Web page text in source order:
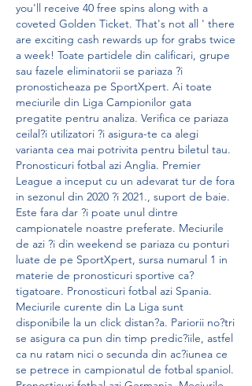
you'll receive 40 free spins along with a
coveted Golden Ticket. That's not all ' there
are exciting cash rewards up for grabs twice
a week! Toate partidele din calificari, grupe
sau fazele eliminatorii se pariaza ?i
pronosticheaza pe SportXpert. Ai toate
meciurile din Liga Campionilor gata
pregatite pentru analiza. Verifica ce pariaza
ceilal?i utilizatori ?i asigura-te ca alegi
varianta cea mai potrivita pentru biletul tau.
Pronosticuri fotbal azi Anglia. Premier
League a inceput cu un adevarat tur de fora
in sezonul din 2020 ?i 2021., suport de baie.
Este fara dar ?i poate unul dintre
campionatele noastre preferate. Meciurile
de azi ?i din weekend se pariaza cu ponturi
luate de pe SportXpert, sursa numarul 1 in
materie de pronosticuri sportive ca?
tigatoare. Pronosticuri fotbal azi Spania.
Meciurile curente din La Liga sunt
disponibile la un click distan?a. Pariorii no?tri
se asigura ca pun din timp predic?iile, astfel
ca nu ratam nici o secunda din ac?iunea ce
se petrece in campionatul de fotbal spaniol.